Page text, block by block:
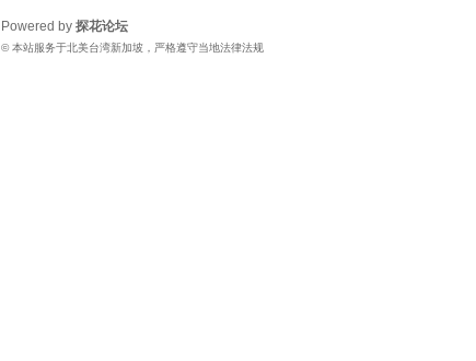
Powered by 探花论坛
© 本站服务于北美台湾新加坡，严格遵守当地法律法规